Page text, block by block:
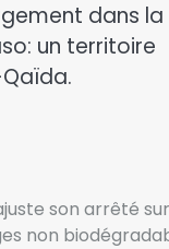
dans la
un territoire
son arrêté
non